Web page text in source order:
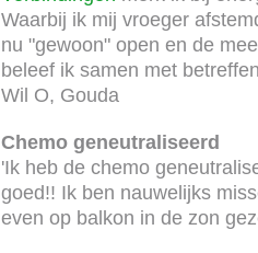
Waarbij ik mij vroeger
nu "gewoon" open en de
beleef ik samen met
Wil O, Gouda
Chemo geneutraliseerd
'Ik heb de chemo
goed!! Ik ben nauwelijks
even op balkon in de zon